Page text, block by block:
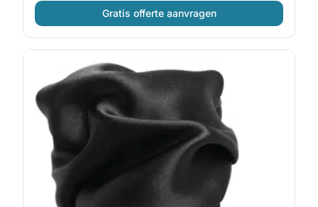
Gratis offerte aanvragen